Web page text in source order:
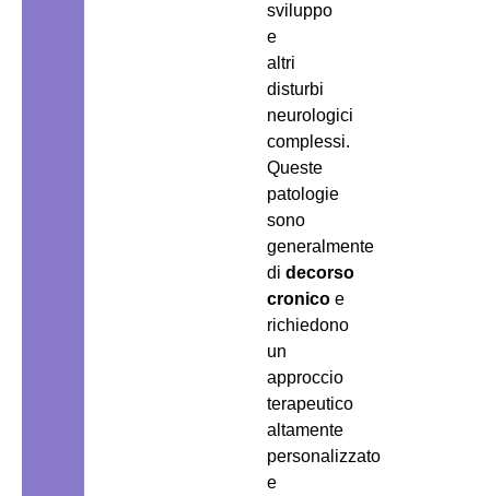
sviluppo
e
altri
disturbi
neurologici
complessi.
Queste
patologie
sono
generalmente
di decorso
cronicoe
richiedono
un
approccio
terapeutico
altamente
personalizzato
e